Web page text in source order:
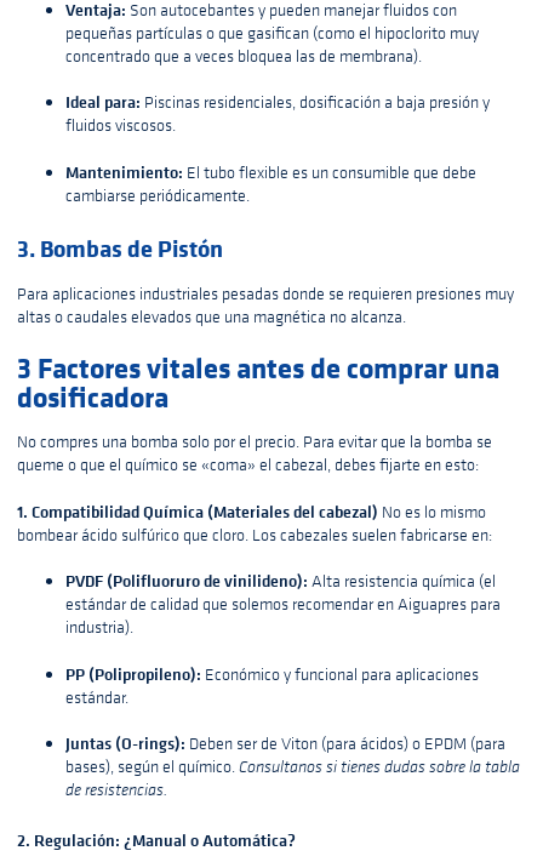
Ventaja: Son autocebantes y pueden manejar fluidos con
pequeñas partículas o que gasifican (como el hipoclorito muy
concentrado que a veces bloquea las de membrana).
Ideal para: Piscinas residenciales, dosificación a baja presión y
fluidos viscosos.
Mantenimiento: El tubo flexible es un consumible que debe
cambiarse periódicamente.
3. Bombas de Pistón
Para aplicaciones industriales pesadas donde se requieren presiones muy
altas o caudales elevados que una magnética no alcanza.
3 Factores vitales antes de comprar una
dosificadora
No compres una bomba solo por el precio. Para evitar que la bomba se
queme o que el químico se «coma» el cabezal, debes fijarte en esto:
1. Compatibilidad Química (Materiales del cabezal) No es lo mismo
bombear ácido sulfúrico que cloro. Los cabezales suelen fabricarse en:
PVDF (Polifluoruro de vinilideno): Alta resistencia química (el
estándar de calidad que solemos recomendar en Aiguapres para
industria).
PP (Polipropileno): Económico y funcional para aplicaciones
estándar.
Juntas (O-rings): Deben ser de Viton (para ácidos) o EPDM (para
bases), según el químico.Consultanos si tienes dudas sobre la tabla
de resistencias.
2. Regulación: ¿Manual o Automática?